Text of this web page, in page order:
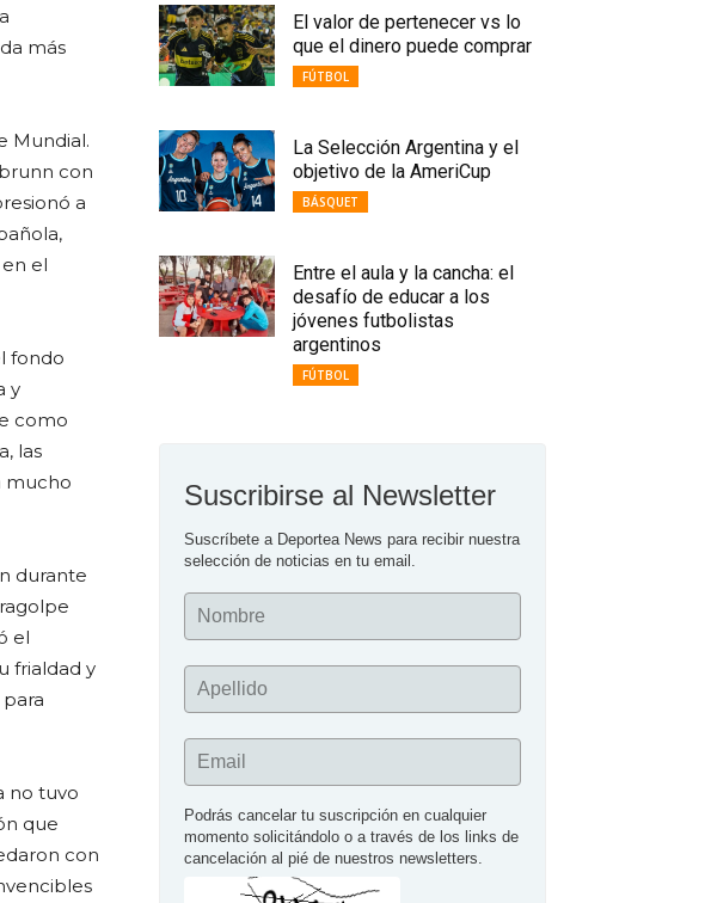
más
Mundial.
con
a
el
fondo
y
como
las
mucho
durante
el
frialdad y
no tuvo
que
con
El valor de pertenecer vs lo
que el dinero puede comprar
FÚTBOL
La Selección Argentina y el
objetivo de la AmeriCup
BÁSQUET
Entre el aula y la cancha: el
desafío de educar a los
jóvenes futbolistas
argentinos
FÚTBOL
Suscribirse al Newsletter
Suscríbete a Deportea News para recibir nuestra
selección de noticias en tu email.
Nombre
Apellido
Email
Podrás cancelar tu suscripción en cualquier
momento solicitándolo o a través de los links de
cancelación al pié de nuestros newsletters.